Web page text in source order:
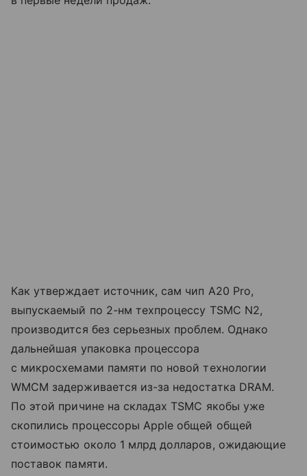
Как утверждает источник, сам чип A20 Pro,
выпускаемый по 2-нм техпроцессу TSMC N2,
производится без серьезных проблем. Однако
дальнейшая упаковка процессора
с микросхемами памяти по новой технологии
WMCM задерживается из-за недостатка DRAM.
По этой причине на складах TSMC якобы уже
скопились процессоры Apple общей общей
стоимостью около 1 млрд долларов, ожидающие
поставок памяти.